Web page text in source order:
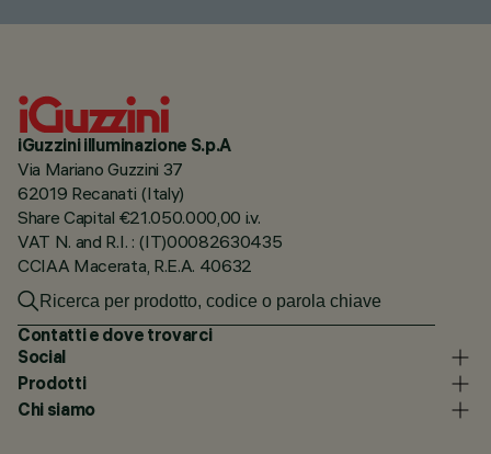
iGuzzini illuminazione S.p.A
Via Mariano Guzzini 37
62019 Recanati (Italy)
Share Capital €21.050.000,00 i.v.
VAT N. and R.I. : (IT)00082630435
CCIAA Macerata, R.E.A. 40632
Contatti e dove trovarci
Social
Prodotti
Chi siamo